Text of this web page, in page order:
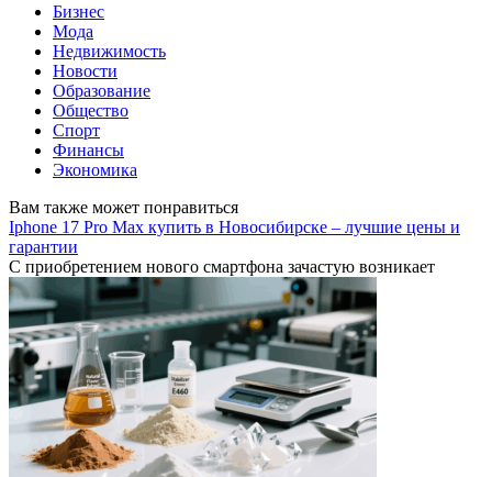
Бизнес
Мода
Недвижимость
Новости
Образование
Общество
Спорт
Финансы
Экономика
Вам также может понравиться
Iphone 17 Pro Max купить в Новосибирске – лучшие цены и
гарантии
С приобретением нового смартфона зачастую возникает